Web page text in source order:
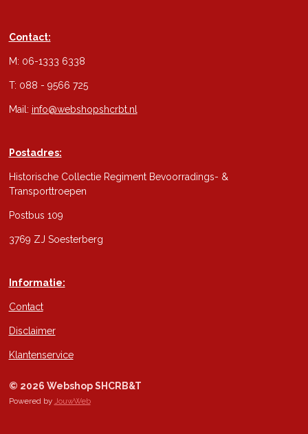
Contact:
M: 06-1333 6338
T: 088 - 9566 725
Mail: info@webshopshcrbt.nl
Postadres:
Historische Collectie Regiment Bevoorradings- &
Transporttroepen
Postbus 109
3769 ZJ Soesterberg
Informatie:
Contact
Disclaimer
Klantenservice
© 2026 Webshop SHCRB&T
Powered by JouwWeb